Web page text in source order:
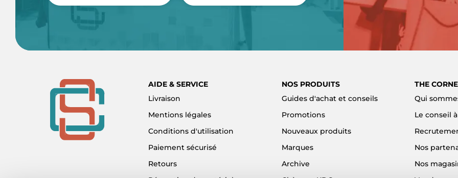
AIDE & SERVICE
Livraison
Mentions légales
Conditions d'utilisation
Paiement sécurisé
Retours
NOS PRODUITS
Guides d'achat et conseils
Promotions
Nouveaux produits
Marques
Archive
THE
Qui
Le conseil
Nos
Nos